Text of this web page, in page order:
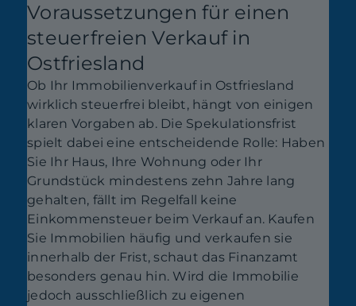
Voraussetzungen für einen
steuerfreien Verkauf in
Ostfriesland
Ob Ihr Immobilienverkauf in Ostfriesland
wirklich steuerfrei bleibt, hängt von einigen
klaren Vorgaben ab. Die Spekulationsfrist
spielt dabei eine entscheidende Rolle: Haben
Sie Ihr Haus, Ihre Wohnung oder Ihr
Grundstück mindestens zehn Jahre lang
gehalten, fällt im Regelfall keine
Einkommensteuer beim Verkauf an. Kaufen
Sie Immobilien häufig und verkaufen sie
innerhalb der Frist, schaut das Finanzamt
besonders genau hin. Wird die Immobilie
jedoch ausschließlich zu eigenen